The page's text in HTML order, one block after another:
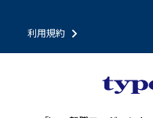
利用規約